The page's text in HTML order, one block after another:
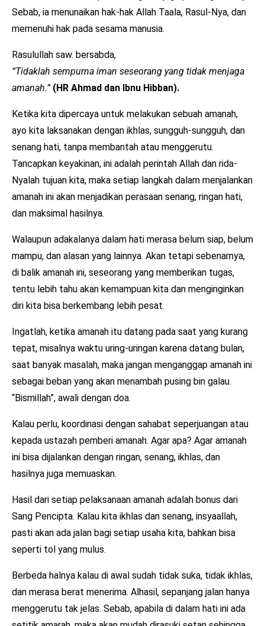
Sebab, ia menunaikan hak-hak Allah Taala, Rasul-Nya, dan
memenuhi hak pada sesama manusia.
Rasulullah saw. bersabda,
“Tidaklah sempurna iman seseorang yang tidak menjaga
amanah.” (HR Ahmad dan Ibnu Hibban).
Ketika kita dipercaya untuk melakukan sebuah amanah,
ayo kita laksanakan dengan ikhlas, sungguh-sungguh, dan
senang hati, tanpa membantah atau menggerutu.
Tancapkan keyakinan, ini adalah perintah Allah dan rida-
Nyalah tujuan kita, maka setiap langkah dalam menjalankan
amanah ini akan menjadikan perasaan senang, ringan hati,
dan maksimal hasilnya.
Walaupun adakalanya dalam hati merasa belum siap, belum
mampu, dan alasan yang lainnya. Akan tetapi sebenarnya,
di balik amanah ini, seseorang yang memberikan tugas,
tentu lebih tahu akan kemampuan kita dan menginginkan
diri kita bisa berkembang lebih pesat.
Ingatlah, ketika amanah itu datang pada saat yang kurang
tepat, misalnya waktu uring-uringan karena datang bulan,
saat banyak masalah, maka jangan menganggap amanah ini
sebagai beban yang akan menambah pusing bin galau.
“Bismillah”, awali dengan doa.
Kalau perlu, koordinasi dengan sahabat seperjuangan atau
kepada ustazah pemberi amanah. Agar apa? Agar amanah
ini bisa dijalankan dengan ringan, senang, ikhlas, dan
hasilnya juga memuaskan.
Hasil dari setiap pelaksanaan amanah adalah bonus dari
Sang Pencipta. Kalau kita ikhlas dan senang, insyaallah,
pasti akan ada jalan bagi setiap usaha kita, bahkan bisa
seperti tol yang mulus.
Berbeda halnya kalau di awal sudah tidak suka, tidak ikhlas,
dan merasa berat menerima. Alhasil, sepanjang jalan hanya
menggerutu tak jelas. Sebab, apabila di dalam hati ini ada